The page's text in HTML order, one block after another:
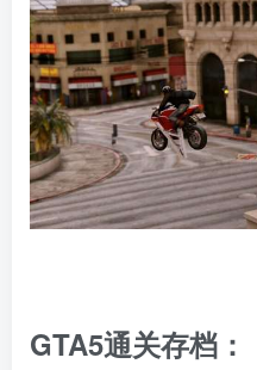
GTA5通关存档：